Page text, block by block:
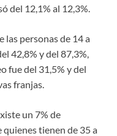
del 12,1% al 12,3%.
las personas de 14 a
42,8% y del 87,3%,
fue del 31,5% y del
franjas.
un 7% de
quienes tienen de 35 a